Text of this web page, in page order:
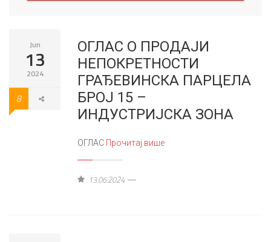
Jun
13
2024
8
ОГЛАС О ПРОДАЈИ
НЕПОКРЕТНОСТИ
ГРАЂЕВИНСКА ПАРЦЕЛА
БРОЈ 15 –
ИНДУСТРИЈСКА ЗОНА
ОГЛАС Прочитај више
13.06.2024